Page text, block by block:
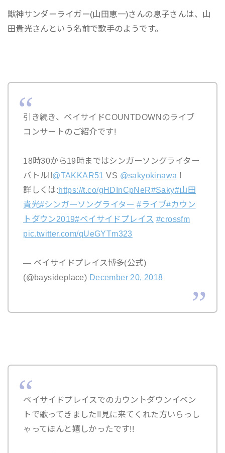
獣神サンダーライガー(山田恵一)さんの息子さんは、山
田貴光さんという名前で歌手のようです。
引き続き、ベイサイドCOUNTDOWNのライブ
コンサートのご紹介です!
18時30から19時まではシンガーソングライター
バトル!!@TAKKAR51 VS @sakyokinawa !
詳しくは:https://t.co/gHDInCpNeR#Saky#山田
貴光#シンガーソングライター #ライブ#カウン
トダウン2019#ベイサイドプレイス #crossfm
pic.twitter.com/qUeGYTm323
— ベイサイドプレイス博多(公式)
(@baysideplace) December 20, 2018
ベイサイドプレイスでのカウントダウンイベン
トで歌ってきました!!見に来てくれた方いらっし
ゃってほんと嬉しかったです!!